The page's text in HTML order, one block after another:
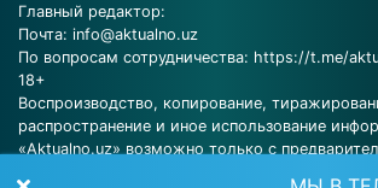
Главный редактор:
Почта: info@aktualno.uz
По вопросам сотрудничества: https://t.me/
18+
Воспроизводство, копирование,
распространение и иное использование
«Aktualno.uz» возможно только с